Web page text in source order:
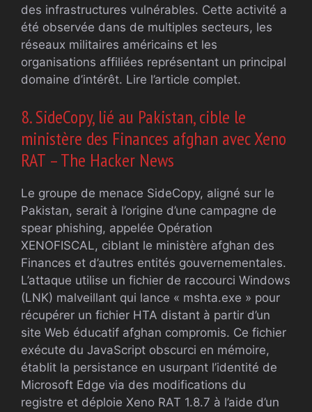
des infrastructures vulnérables. Cette activité a
été observée dans de multiples secteurs, les
réseaux militaires américains et les
organisations affiliées représentant un principal
domaine d’intérêt. Lire l’article complet.
8. SideCopy, lié au Pakistan, cible le
ministère des Finances afghan avec Xeno
RAT – The Hacker News
Le groupe de menace SideCopy, aligné sur le
Pakistan, serait à l’origine d’une campagne de
spear phishing, appelée Opération
XENOFISCAL, ciblant le ministère afghan des
Finances et d’autres entités gouvernementales.
L’attaque utilise un fichier de raccourci Windows
(LNK) malveillant qui lance « mshta.exe » pour
récupérer un fichier HTA distant à partir d’un
site Web éducatif afghan compromis. Ce fichier
exécute du JavaScript obscurci en mémoire,
établit la persistance en usurpant l’identité de
Microsoft Edge via des modifications du
registre et déploie Xeno RAT 1.8.7 à l’aide d’un